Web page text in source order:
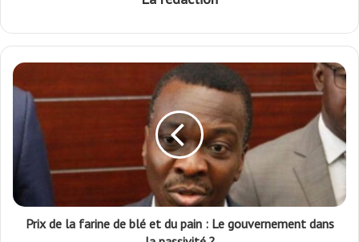
Prix de la farine de blé et du pain : Le gouvernement dans